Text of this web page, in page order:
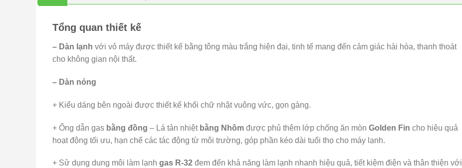
Tổng quan thiết kế
– Dàn lạnh với vỏ máy được thiết kế bằng tông màu trắng hiện đại, tinh tế mang đến cảm giác hài hòa, thanh thoát
cho không gian nội thất.
– Dàn nóng
+ Kiểu dáng bên ngoài được thiết kế khối chữ nhật vuông vức, gọn gàng.
+ Ống dẫn gas bằng đồng – Lá tản nhiệt bằng Nhôm được phủ thêm lớp chống ăn mòn Golden Fin cho hiệu quả
hoạt động tối ưu, hạn chế các tác động từ môi trường, góp phần kéo dài tuổi thọ cho máy lạnh.
+ Sử dụng dung môi làm lạnh gas R-32 đem đến khả năng làm lạnh nhanh hiệu quả, tiết kiệm điện và thân thiện với